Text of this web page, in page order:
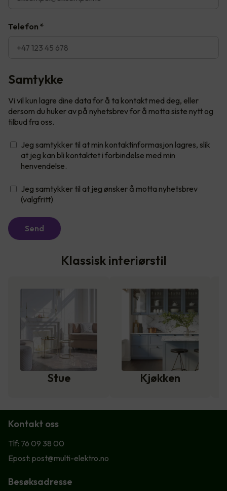
Telefon *
Samtykke
Vi vil kun lagre dine data for å ta kontakt med deg, eller
dersom du huker av på nyhetsbrev for å motta siste nytt og
tilbud fra oss.
Jeg samtykker til at min kontaktinformasjon lagres, slik
at jeg kan bli kontaktet i forbindelse med min
henvendelse.
Jeg samtykker til at jeg ønsker å motta nyhetsbrev
(valgfritt)
Send
Klassisk interiørstil
Stue Kjøkken
Kontakt oss
Tlf: 76 09 38 00
Epost: post@multi-elektro.no
Besøksadresse